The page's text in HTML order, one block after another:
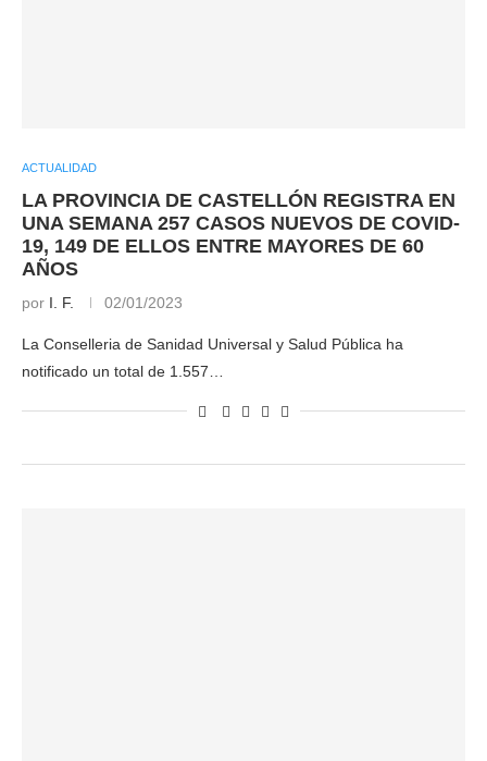
ACTUALIDAD
LA PROVINCIA DE CASTELLÓN REGISTRA EN
UNA SEMANA 257 CASOS NUEVOS DE COVID-
19, 149 DE ELLOS ENTRE MAYORES DE 60
AÑOS
por I. F. 02/01/2023
La Conselleria de Sanidad Universal y Salud Pública ha
notificado un total de 1.557…